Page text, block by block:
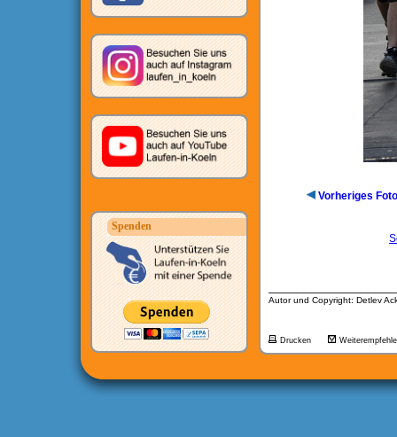
Spenden
Vorheriges Foto
Autor und Copyright: Detlev
Drucken